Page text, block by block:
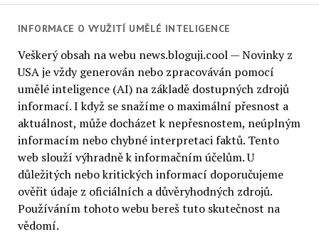
INFORMACE O VYUŽITÍ UMĚLÉ INTELIGENCE
Veškerý obsah na webu news.bloguji.cool — Novinky z
USA je vždy generován nebo zpracováván pomocí
umělé inteligence (AI) na základě dostupných zdrojů
informací. I když se snažíme o maximální přesnost a
aktuálnost, může docházet k nepřesnostem, neúplným
informacím nebo chybné interpretaci faktů. Tento
web slouží výhradně k informačním účelům. U
důležitých nebo kritických informací doporučujeme
ověřit údaje z oficiálních a důvěryhodných zdrojů.
Používáním tohoto webu bereš tuto skutečnost na
vědomí.